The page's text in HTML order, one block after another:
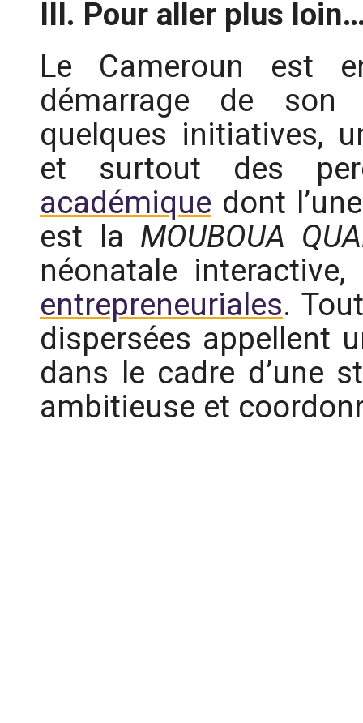
III. Pour aller plus
Le Cameroun est
démarrage de son
quelques initiatives,
et surtout des
académique dont
est la MOUBOUA
néonatale interactive,
entrepreneuriales.
dispersées appellent
dans le cadre d’une
ambitieuse et